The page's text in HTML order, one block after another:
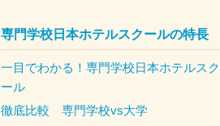
専門学校日本ホテルスクールの特長
一目でわかる！専門学校日本ホテルスク
ール
徹底比較 専門学校vs大学